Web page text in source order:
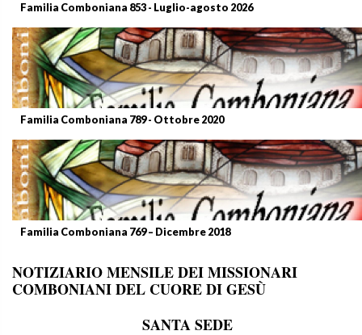
Familia Comboniana 853 - Luglio-agosto 2026
Familia Comboniana 789 - Ottobre 2020
Familia Comboniana 769 – Dicembre 2018
NOTIZIARIO MENSILE DEI MISSIONARI
COMBONIANI DEL CUORE DI GESÙ
SANTA SEDE